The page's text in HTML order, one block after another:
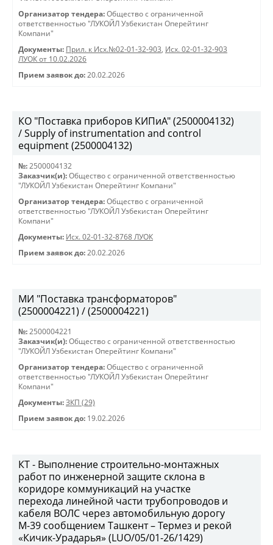
Организатор тендера: Общество с ограниченной
ответственностью "ЛУКОЙЛ Узбекистан Оперейтинг
Компани"
Документы: Прил. к Исх.№02-01-32-903, Исх. 02-01-32-903
ЛУОК от 10.02.2026
Прием заявок до: 20.02.2026
КО "Поставка приборов КИПиА" (2500004132)
/ Supply of instrumentation and control
equipment (2500004132)
№: 2500004132
Заказчик(и): Общество с ограниченной ответственностью
"ЛУКОЙЛ Узбекистан Оперейтинг Компани"
Организатор тендера: Общество с ограниченной
ответственностью "ЛУКОЙЛ Узбекистан Оперейтинг
Компани"
Документы: Исх. 02-01-32-8768 ЛУОК
Прием заявок до: 20.02.2026
МИ "Поставка трансформаторов"
(2500004221) / (2500004221)
№: 2500004221
Заказчик(и): Общество с ограниченной ответственностью
"ЛУКОЙЛ Узбекистан Оперейтинг Компани"
Организатор тендера: Общество с ограниченной
ответственностью "ЛУКОЙЛ Узбекистан Оперейтинг
Компани"
Документы: ЗКП (29)
Прием заявок до: 19.02.2026
КТ - Выполнение строительно-монтажных
работ по инженерной защите склона в
коридоре коммуникаций на участке
перехода линейной части трубопроводов и
кабеля ВОЛС через автомобильную дорогу
М-39 сообщением Ташкент – Термез и рекой
«Кичик-Урадарья» (LUO/05/01-26/1429)